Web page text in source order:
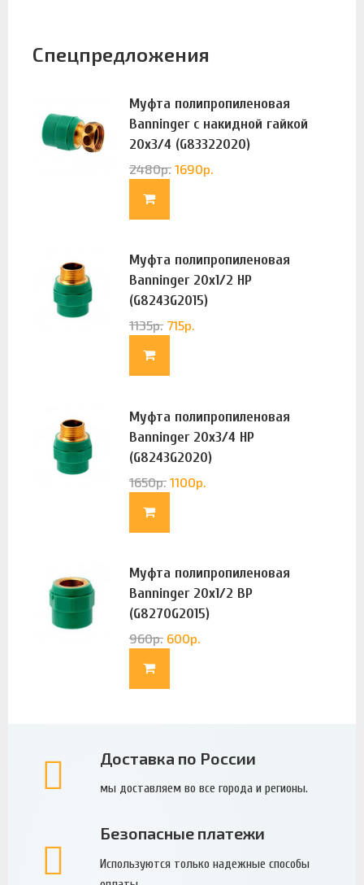
Спецпредложения
Муфта полипропиленовая
Banninger с накидной гайкой
20х3/4 (G83322020)
2480р. 1690р.
Муфта полипропиленовая
Banninger 20х1/2 НР
(G8243G2015)
1135р. 715р.
Муфта полипропиленовая
Banninger 20х3/4 НР
(G8243G2020)
1650р. 1100р.
Муфта полипропиленовая
Banninger 20х1/2 ВР
(G8270G2015)
960р. 600р.
Доставка по России
мы доставляем во все города и регионы.
Безопасные платежи
Используются только надежные способы